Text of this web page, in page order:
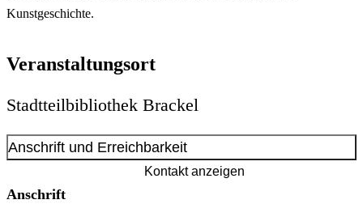
Kunstgeschichte.
Veranstaltungsort
Stadtteilbibliothek Brackel
Anschrift und Erreichbarkeit
Kontakt anzeigen
Anschrift